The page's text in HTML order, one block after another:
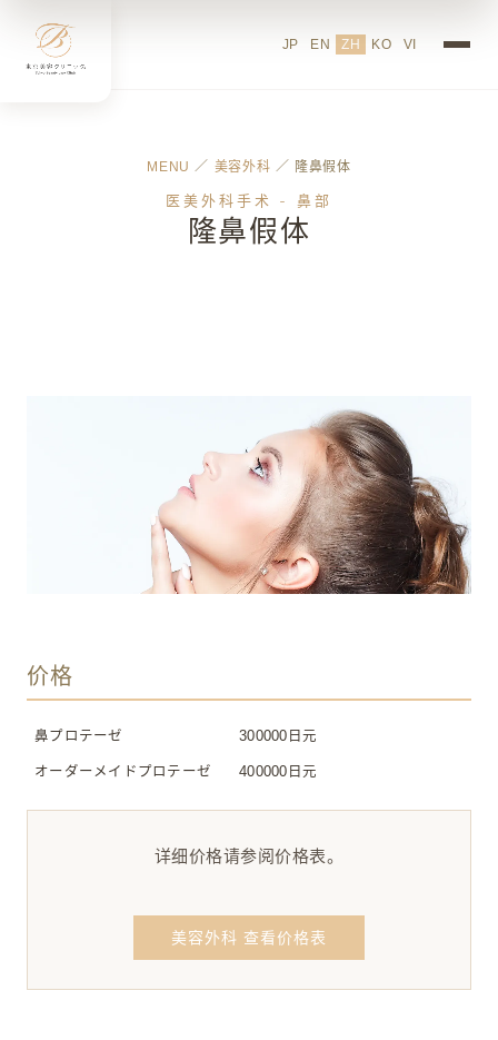
JP EN ZH KO VI
MENU ／ 美容外科 ／ 隆鼻假体
医美外科手术 - 鼻部
隆鼻假体
价格
鼻プロテーゼ 300000日元
オーダーメイドプロテーゼ 400000日元
详细价格请参阅价格表。
美容外科 查看价格表